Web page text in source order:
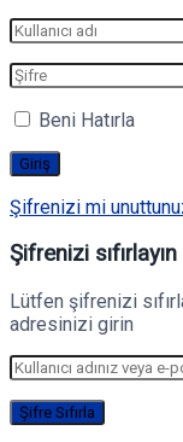
Beni Hatırla
Şifrenizi mi
Şifrenizi sıfırlayın
Lütfen şifrenizi
adresinizi girin